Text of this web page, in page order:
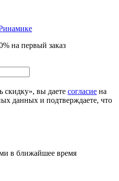
на первый заказ
скидку», вы даете согласие на
данных и подтверждаете, что
в ближайшее время